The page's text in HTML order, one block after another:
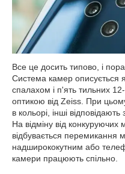
Все це досить типово, і
Система камер описується
спалахом і п'ять тильних
оптикою від Zeiss. При
в кольорі, інші відповідають
На відміну від
відбувається
надширококутним або
камери працюють спільно.